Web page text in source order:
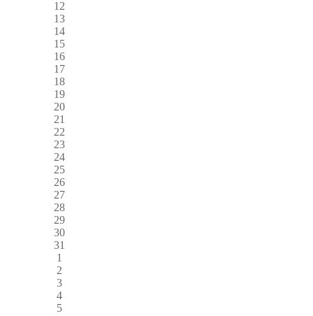
12
13
14
15
16
17
18
19
20
21
22
23
24
25
26
27
28
29
30
31
1
2
3
4
5